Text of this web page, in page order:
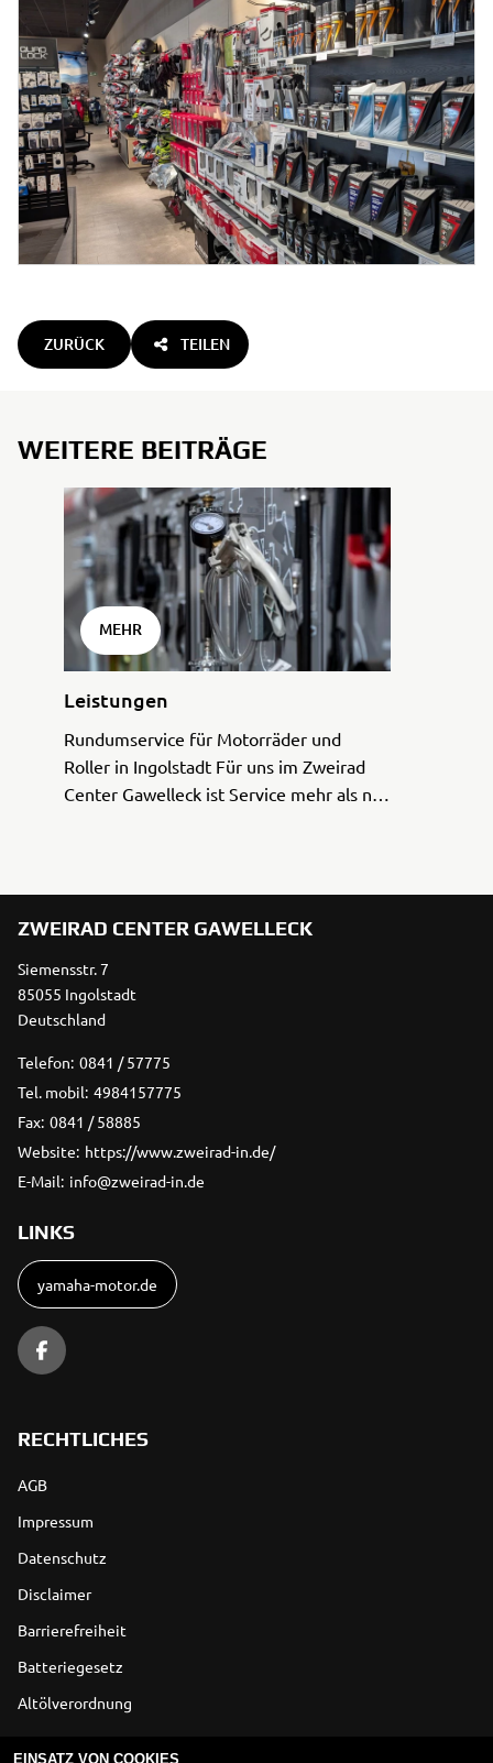
ZURÜCK TEILEN
WEITERE BEITRÄGE
MEHR
Leistungen
Rundumservice für Motorräder und
Roller in Ingolstadt Für uns im Zweirad
Center Gawelleck ist Service mehr als nur
ZWEIRAD CENTER GAWELLECK
Siemensstr. 7
85055 Ingolstadt
Deutschland
Telefon: 0841 / 57775
Tel. mobil: 4984157775
Fax: 0841 / 58885
Website: https://www.zweirad-in.de/
E-Mail: info@zweirad-in.de
LINKS
yamaha-motor.de
RECHTLICHES
AGB
Impressum
Datenschutz
Disclaimer
Barrierefreiheit
Batteriegesetz
Altölverordnung
EINSATZ VON COOKIES